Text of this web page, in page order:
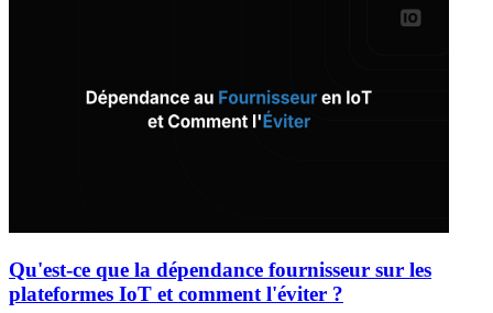
Qu'est-ce que la dépendance fournisseur sur les
plateformes IoT et comment l'éviter ?